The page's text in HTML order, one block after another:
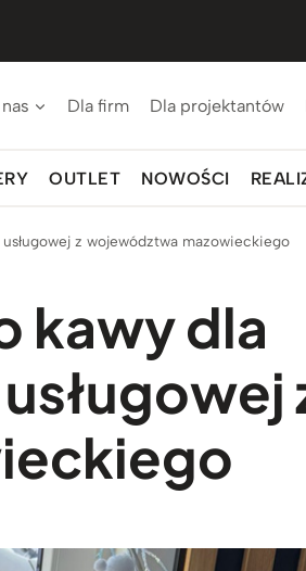
Dla firm Dla projektantów
OUTLET NOWOŚCI
z województwa mazowieckiego
kawy dla